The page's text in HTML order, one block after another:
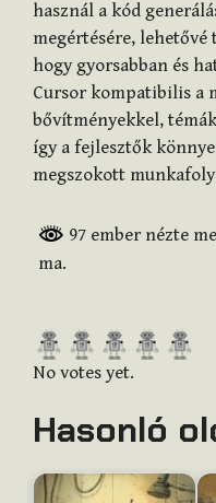
használ a kód
megértésére, lehetővé
hogy gyorsabban és
Cursor kompatibilis a
bővítményekkel,
így a fejlesztők
megszokott
97 ember nézte
ma.
R
a
e
h
No votes yet.
Hasonló